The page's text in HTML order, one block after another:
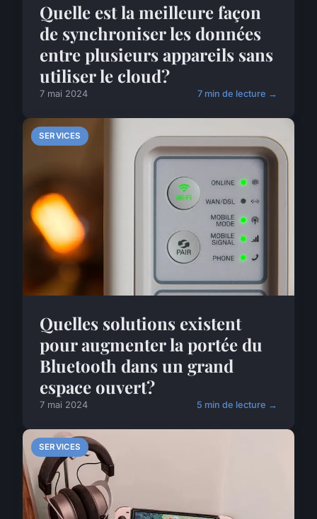
Quelle est la meilleure façon
de synchroniser les données
entre plusieurs appareils sans
utiliser le cloud?
7 mai 2024 7 min de lecture →
SERVICES
Quelles solutions existent
pour augmenter la portée du
Bluetooth dans un grand
espace ouvert?
7 mai 2024 5 min de lecture →
SERVICES